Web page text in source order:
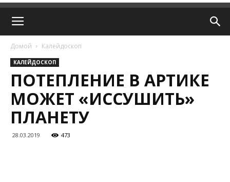
Домой Калейдоскоп
КАЛЕЙДОСКОП
ПОТЕПЛЕНИЕ В АРТИКЕ
МОЖЕТ «ИССУШИТЬ»
ПЛАНЕТУ
28.03.2019 473